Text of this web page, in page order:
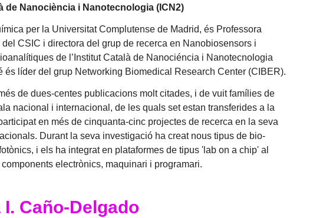
de Nanociència i Nanotecnologia (ICN2)
per la Universitat Complutense de Madrid, és Professora
del CSIC i directora del grup de recerca en Nanobiosensors i
de l’Institut Català de Nanociéncia i Nanotecnologia
és líder del grup Networking Biomedical Research Center (CIBER).
de dues-centes publicacions molt citades, i de vuit famílies de
nacional i internacional, de les quals set estan transferides a la
en més de cinquanta-cinc projectes de recerca en la seva
Durant la seva investigació ha creat nous tipus de bio-
i els ha integrat en plataformes de tipus 'lab on a chip' al
electrònics, maquinari i programari.
I. Caño-Delgado